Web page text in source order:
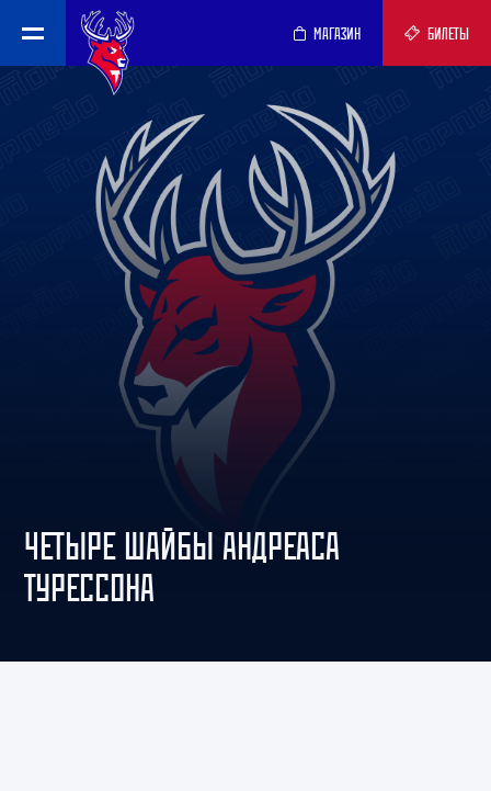
МАГАЗИН БИЛЕТЫ
ЧЕТЫРЕ ШАЙБЫ АНДРЕАСА
ТУРЕССОНА